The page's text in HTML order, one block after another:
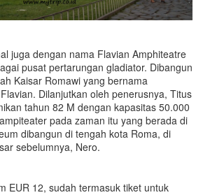
juga dengan nama Flavian Amphiteatre
pusat pertarungan gladiator. Dibangun
Kaisar Romawi yang bernama
Dilanjutkan oleh penerusnya, Titus
tahun 82 M dengan kapasitas 50.000
pada zaman itu yang berada di
dibangun di tengah kota Roma, di
sebelumnya, Nero.
EUR 12, sudah termasuk tiket untuk